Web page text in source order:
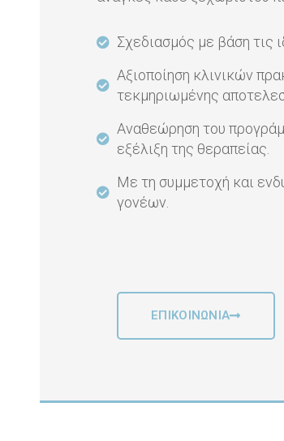
Σχεδιασμός με βάση τις
Αξιοποίηση κλινικών
τεκμηριωμένης
Αναθεώρηση του
εξέλιξη της θεραπείας.
Με τη συμμετοχή και
γονέων.
ΕΠΙΚΟΙΝΩΝΙΑ